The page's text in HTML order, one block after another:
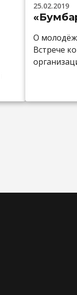
25.02.2019
О
Встрече